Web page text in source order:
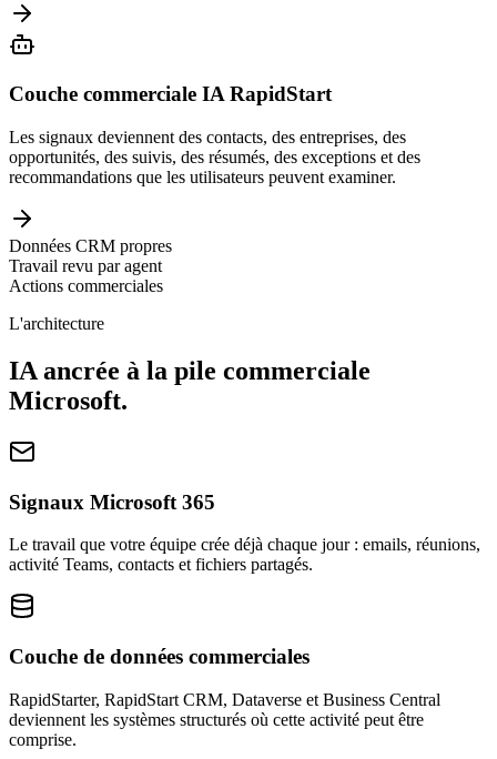
Couche commerciale IA RapidStart
Les signaux deviennent des contacts, des entreprises, des
opportunités, des suivis, des résumés, des exceptions et des
recommandations que les utilisateurs peuvent examiner.
Données CRM propres
Travail revu par agent
Actions commerciales
L'architecture
IA ancrée à la pile commerciale
Microsoft.
Signaux Microsoft 365
Le travail que votre équipe crée déjà chaque jour : emails, réunions,
activité Teams, contacts et fichiers partagés.
Couche de données commerciales
RapidStarter, RapidStart CRM, Dataverse et Business Central
deviennent les systèmes structurés où cette activité peut être
comprise.